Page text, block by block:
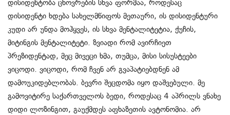
დისიდენტობა ცხოვრების სხვა ფორმაა, როდესაც
დისიდენტი ხდება სახელმწიფოს მეთაური, ის დისიდენტური
კუდი არ უნდა მოჰყვეს, ის სხვა მენტალიტეტია, ქუჩის,
მიტინგის მენტალიტეტი. ზვიადი რომ ავირჩიეთ
პრეზიდენტად, მეც მივეცი ხმა, თუმცა, მისი სისუსტეები
ვიცოდი. ვიცოდი, რომ ჩვენ არ გვაპატიებდნენ ამ
დამოუკიდებლობას. ბევრი შეცდომა იყო დაშვებული. მე
გამოვიტირე საქართველოს ბედი, როდესაც 4 აპრილს ვნახე
დიდი ლოზინგით, გაუქმდეს აფხაზეთის ავტონომია. არ